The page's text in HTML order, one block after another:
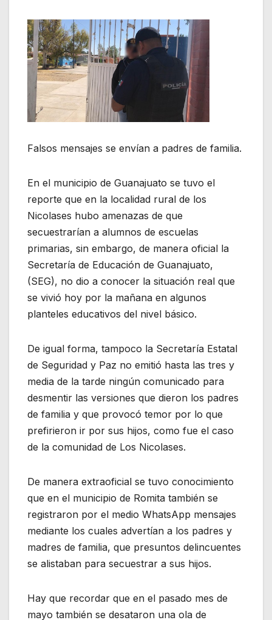
Falsos mensajes se envían a padres de familia.
En el municipio de Guanajuato se tuvo el
reporte que en la localidad rural de los
Nicolases hubo amenazas de que
secuestrarían a alumnos de escuelas
primarias, sin embargo, de manera oficial la
Secretaría de Educación de Guanajuato,
(SEG), no dio a conocer la situación real que
se vivió hoy por la mañana en algunos
planteles educativos del nivel básico.
De igual forma, tampoco la Secretaría Estatal
de Seguridad y Paz no emitió hasta las tres y
media de la tarde ningún comunicado para
desmentir las versiones que dieron los padres
de familia y que provocó temor por lo que
prefirieron ir por sus hijos, como fue el caso
de la comunidad de Los Nicolases.
De manera extraoficial se tuvo conocimiento
que en el municipio de Romita también se
registraron por el medio WhatsApp mensajes
mediante los cuales advertían a los padres y
madres de familia, que presuntos delincuentes
se alistaban para secuestrar a sus hijos.
Hay que recordar que en el pasado mes de
mayo también se desataron una ola de